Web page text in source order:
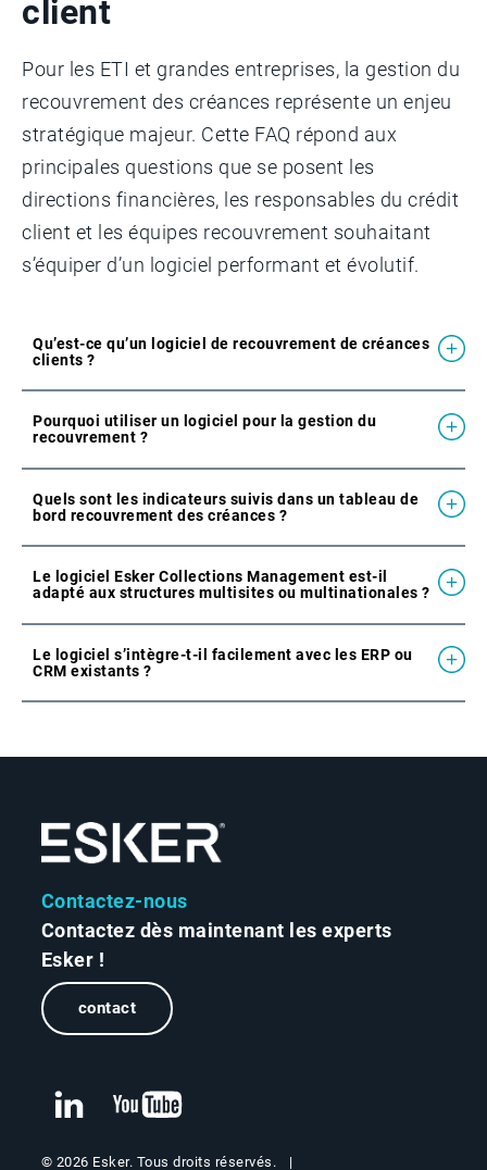
client
Pour les ETI et grandes entreprises, la gestion du
recouvrement des créances représente un enjeu
stratégique majeur. Cette FAQ répond aux
principales questions que se posent les
directions financières, les responsables du crédit
client et les équipes recouvrement souhaitant
s’équiper d’un logiciel performant et évolutif.
Qu’est-ce qu’un logiciel de recouvrement de créances
clients ?
Pourquoi utiliser un logiciel pour la gestion du
recouvrement ?
Quels sont les indicateurs suivis dans un tableau de
bord recouvrement des créances ?
Le logiciel Esker Collections Management est-il
adapté aux structures multisites ou multinationales ?
Le logiciel s’intègre-t-il facilement avec les ERP ou
CRM existants ?
Contactez-nous
Contactez dès maintenant les experts
Esker !
contact
© 2026 Esker. Tous droits réservés.